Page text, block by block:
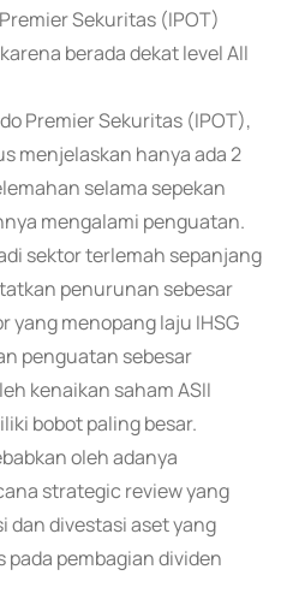
Sekuritas (IPOT)
berada dekat level All
Premier Sekuritas (IPOT),
menjelaskan hanya ada 2
selama sepekan
mengalami penguatan.
sektor terlemah sepanjang
penurunan sebesar
yang menopang laju IHSG
penguatan sebesar
kenaikan saham ASII
bobot paling besar.
oleh adanya
strategic review yang
dan divestasi aset yang
pada pembagian dividen